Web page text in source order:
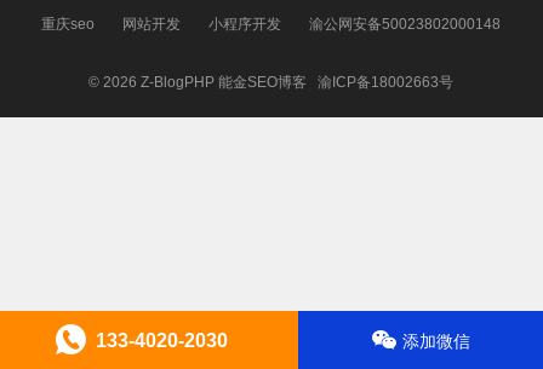
重庆seo 网站开发 小程序开发 渝公网安备50023802000148
© 2026Z-BlogPHP 能金SEO博客渝ICP备18002663号
133-4020-2030 添加微信